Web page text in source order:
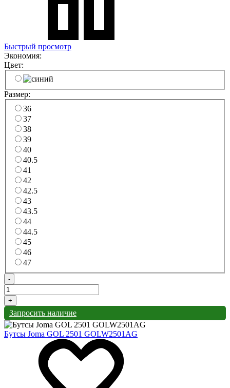
Быстрый просмотр
Экономия:
Цвет:
Размер:
36
37
38
39
40
40.5
41
42
42.5
43
43.5
44
44.5
45
46
47
-
+
Запросить наличие
Бутсы Joma GOL 2501 GOLW2501AG